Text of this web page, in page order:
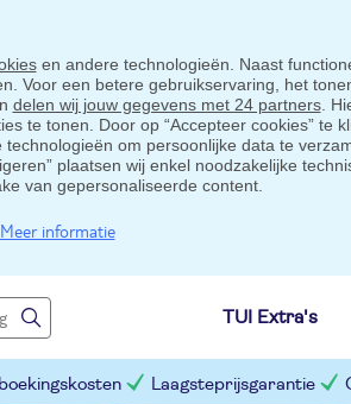
en andere technologieën. Naast
Voor een betere gebruikservaring, het
delen wij jouw gegevens met 24 partners.
te tonen. Door op “Accepteer cookies” te
om persoonlijke data te
plaatsen wij enkel noodzakelijke
van gepersonaliseerde content.
Meer informatie
TUI Extra's
Laagsteprijsgarantie